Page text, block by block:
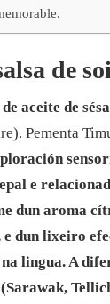
de
aceite de
Pementa
e
dun aroma
e dun lixeiro
lingua. A